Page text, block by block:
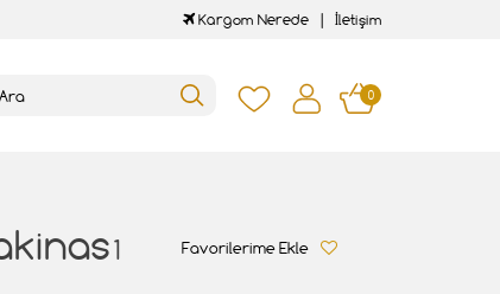
Kargom Nerede İletişim
0
Favorilerime Ekle